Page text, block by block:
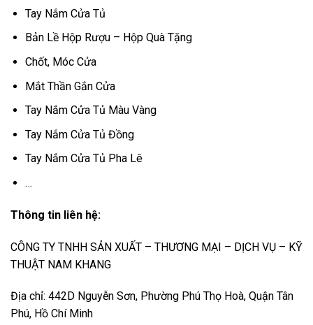
Tay Nắm Cửa Tủ
Bản Lề Hộp Rượu – Hộp Quà Tặng
Chốt, Móc Cửa
Mắt Thần Gắn Cửa
Tay Nắm Cửa Tủ Màu Vàng
Tay Nắm Cửa Tủ Đồng
Tay Nắm Cửa Tủ Pha Lê
…
Thông tin liên hệ:
CÔNG TY TNHH SẢN XUẤT – THƯƠNG MẠI – DỊCH VỤ – KỸ
THUẬT NAM KHANG
Địa chỉ: 442D Nguyễn Sơn, Phường Phú Thọ Hoà, Quận Tân
Phú, Hồ Chí Minh